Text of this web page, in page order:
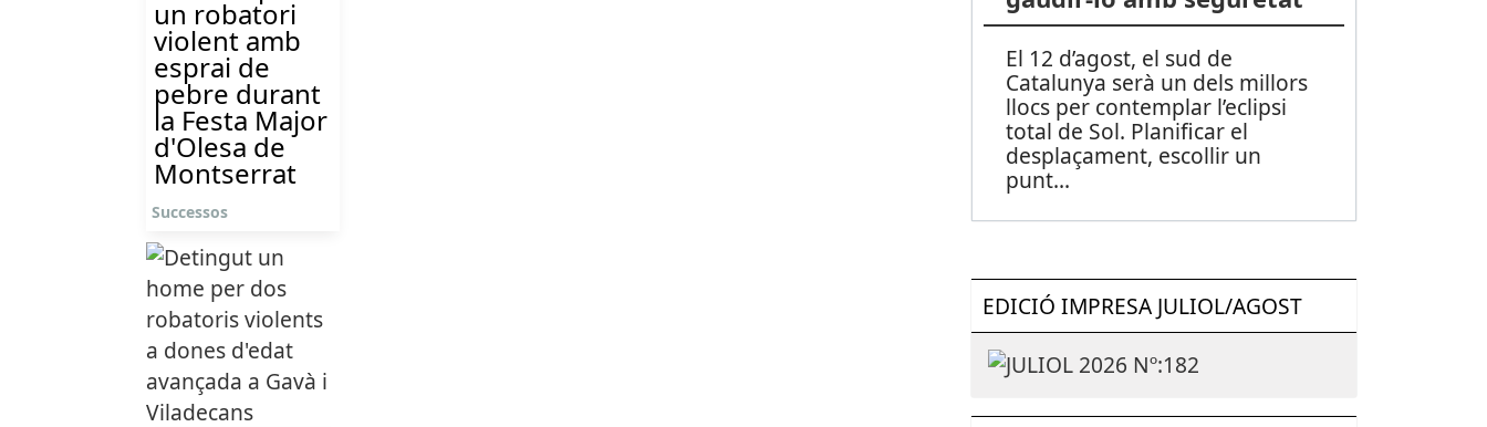
un robatori
violent amb
esprai de
pebre durant
la Festa Major
d'Olesa de
Montserrat
Successos
El 12 d’agost, el sud de
Catalunya serà un dels millors
llocs per contemplar l’eclipsi
total de Sol. Planificar el
desplaçament, escollir un
punt...
EDICIÓ IMPRESA JULIOL/AGOST